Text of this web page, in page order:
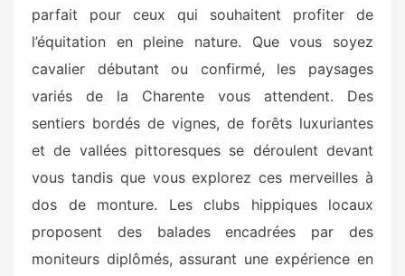
parfait pour ceux qui souhaitent profiter de
l’équitation en pleine nature. Que vous soyez
cavalier débutant ou confirmé, les paysages
variés de la Charente vous attendent. Des
sentiers bordés de vignes, de forêts luxuriantes
et de vallées pittoresques se déroulent devant
vous tandis que vous explorez ces merveilles à
dos de monture. Les clubs hippiques locaux
proposent des balades encadrées par des
moniteurs diplômés, assurant une expérience en